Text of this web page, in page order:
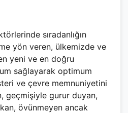
sıradanlığın
yön veren, ülkemizde ve
yeni ve en doğru
sağlayarak optimum
ve çevre memnuniyetini
geçmişiyle gurur duyan,
övünmeyen ancak